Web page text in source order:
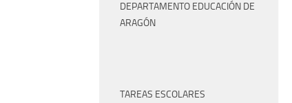
DEPARTAMENTO EDUCACIÓN DE
ARAGÓN
TAREAS ESCOLARES